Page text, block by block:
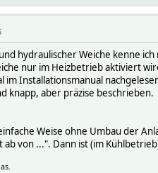
hydraulischer Weiche kenne
nur im Heizbetrieb aktiviert
im Installationsmanual
knapp, aber präzise beschrieben.
Weise ohne Umbau der
ab von ...". Dann ist (im